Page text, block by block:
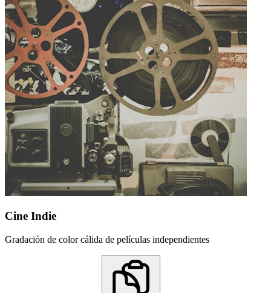
Cine Indie
Gradación de color cálida de películas independientes